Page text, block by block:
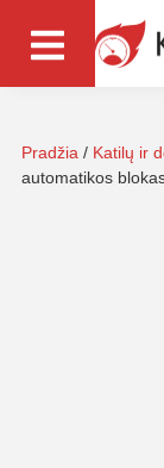
Pradžia / Katilų ir
automatikos